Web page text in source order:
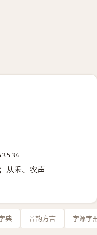
从禾、农声
典 音韵方言 字源字